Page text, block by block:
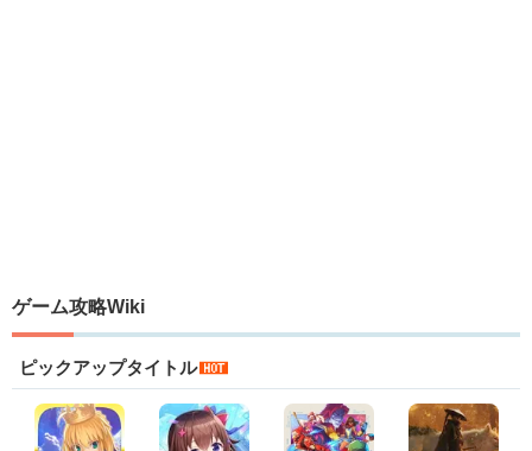
ゲーム攻略Wiki
ピックアップタイトル